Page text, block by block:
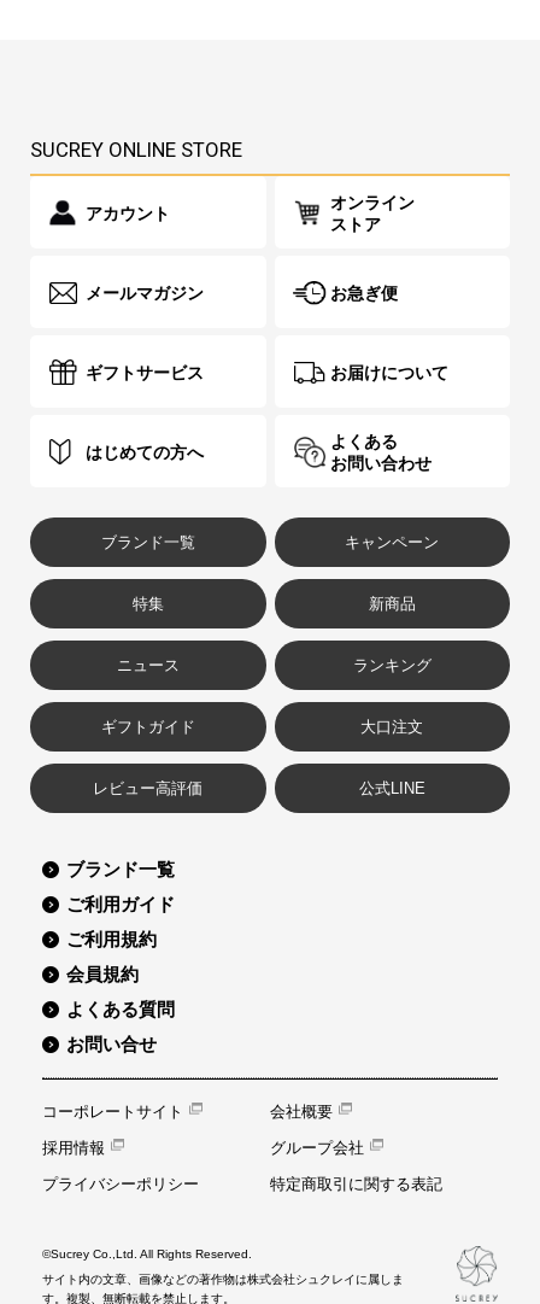
SUCREY ONLINE STORE
アカウント
オンライン
ストア
メールマガジン お急ぎ便
ギフトサービス お届けについて
はじめての方へ
よくある
お問い合わせ
ブランド一覧 キャンペーン
特集 新商品
ニュース ランキング
ギフトガイド 大口注文
レビュー高評価 公式LINE
ブランド一覧
ご利用ガイド
ご利用規約
会員規約
よくある質問
お問い合せ
コーポレートサイト
会社概要
採用情報
グループ会社
プライバシーポリシー
特定商取引に関する表記
©Sucrey Co.,Ltd. All Rights Reserved.
サイト内の文章、画像などの著作物は株式会社シュクレイに属しま
す。複製、無断転載を禁止します。